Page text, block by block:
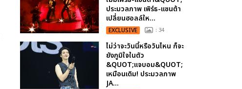
ประมวลภาพ เพิร์ธ-แซนต้า
เปลี่ยนฮอลล์ให...
EXCLUSIVE : 34
ไม่ว่าจะวันนี้หรือวันไหน ก็จะ
ยังภูมิใจในตัว
&QUOT;แจบอม&QUOT;
เหมือนเดิม! ประมวลภาพ
JA...